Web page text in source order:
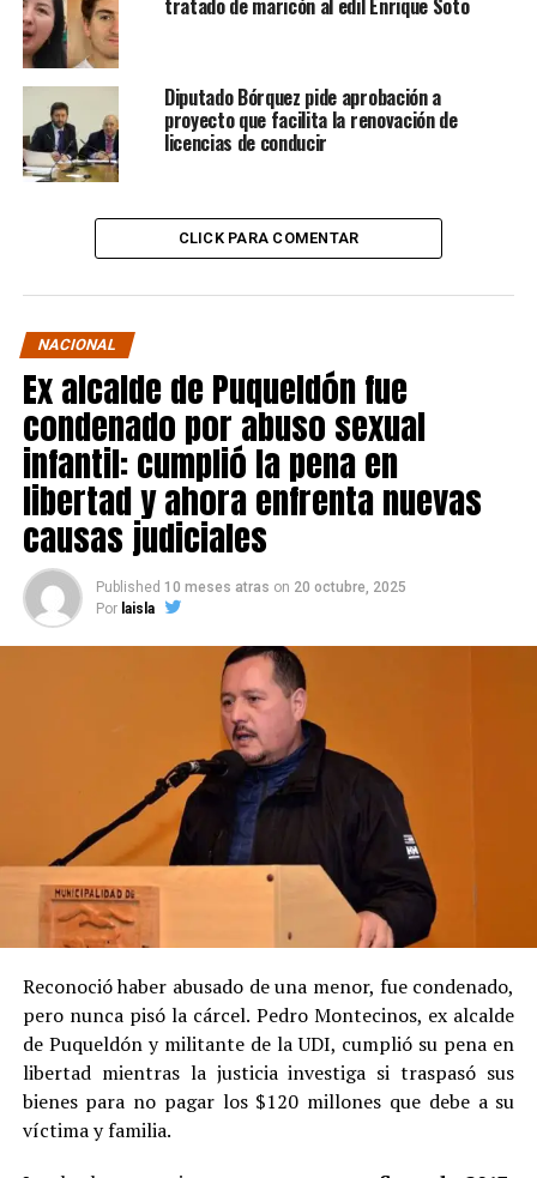
tratado de maricón al edil Enrique Soto
Diputado Bórquez pide aprobación a
proyecto que facilita la renovación de
licencias de conducir
CLICK PARA COMENTAR
NACIONAL
Ex alcalde de Puqueldón fue
condenado por abuso sexual
infantil: cumplió la pena en
libertad y ahora enfrenta nuevas
causas judiciales
Published 10 meses atras on 20 octubre, 2025
Por laisla
Reconoció haber abusado de una menor, fue condenado,
pero nunca pisó la cárcel. Pedro Montecinos, ex alcalde
de Puqueldón y militante de la UDI, cumplió su pena en
libertad mientras la justicia investiga si traspasó sus
bienes para no pagar los $120 millones que debe a su
víctima y familia.